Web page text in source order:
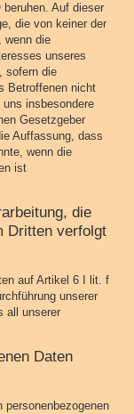
Auf dieser
die von keiner der
wenn die
unseres
sofern die
Betroffenen nicht
insbesondere
Gesetzgeber
Auffassung, dass
wenn die
ist
die
Dritten verfolgt
auf Artikel 6 I lit. f
unserer
all unserer
Daten
personenbezogenen